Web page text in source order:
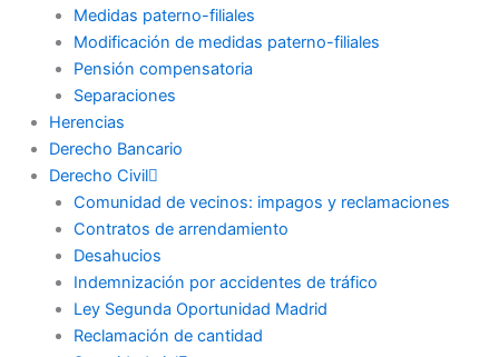
Medidas paterno-filiales
Modificación de medidas paterno-filiales
Pensión compensatoria
Separaciones
Herencias
Derecho Bancario
Derecho Civil
Comunidad de vecinos: impagos y reclamaciones
Contratos de arrendamiento
Desahucios
Indemnización por accidentes de tráfico
Ley Segunda Oportunidad Madrid
Reclamación de cantidad